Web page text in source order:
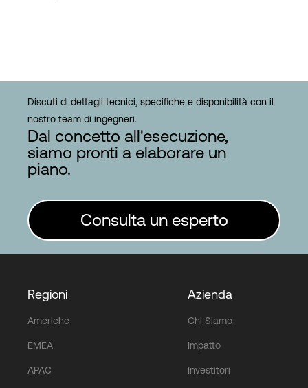
Discuti di dettagli tecnici, specifiche e disponibilità con il
nostro team di ingegneri.
Dal concetto all'esecuzione,
siamo pronti a elaborare un
piano.
Consulta un esperto
Regioni
Americhe
EMEA
APAC
Azienda
Chi Siamo
Impatto
Investitori